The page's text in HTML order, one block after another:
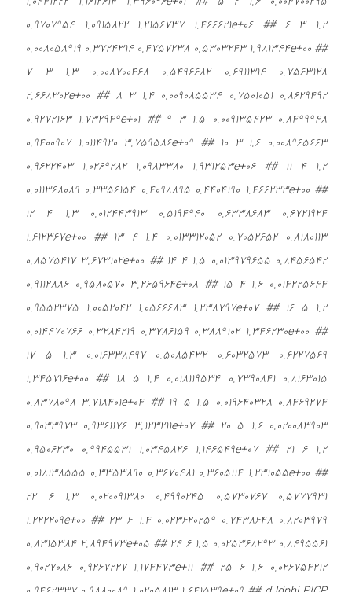
0.9707954 1.0915822 1.2156737 1.466621e+06 ## 6 3 1.2
0.008058919 0.3724314 0.4757238 0.5303243 1.981344e+00 ##
7 3 1.3 0.008700468 0.5496682 0.6911314 0.7563128
2.668302e+00 ## 8 3 1.4 0.009085534 0.7501051 0.8629492
0.9272163 1.732949e+01 ## 9 3 1.5 0.009135423 0.8499948
0.9400907 1.0114920 3.759586e+09 ## 10 3 1.6 0.008965663
0.9622403 1.0269282 1.0983380 1.931253e+06 ## 11 4 1.2
0.011368089 0.3356154 0.4098895 0.4404190 1.466233e+00 ##
12 4 1.3 0.012443913 0.5194940 0.6338683 0.6721924
1.612367e+00 ## 13 4 1.4 0.013312052 0.7052652 0.8180113
0.8575417 3.673102e+00 ## 14 4 1.5 0.013979655 0.8456542
0.9112886 0.9580570 3.265964e+08 ## 15 4 1.6 0.014225644
0.9552375 1.0052042 1.0566683 1.238797e+07 ## 16 5 1.2
0.014470766 0.3284219 0.3786159 0.3889102 1.346230e+00 ##
17 5 1.3 0.016338497 0.5085432 0.6032573 0.6227569
1.345716e+00 ## 18 5 1.4 0.018119534 0.7390841 0.8163015
0.8378098 3.718401e+04 ## 19 5 1.5 0.019640328 0.8469274
0.9033973 0.9361176 3.123211e+07 ## 20 5 1.6 0.020083903
0.9506230 0.9945531 1.0345826 1.146549e+07 ## 21 6 1.2
0.018138555 0.3353890 0.3670481 0.3605114 1.231055e+00 ##
22 6 1.3 0.020091380 0.4990245 0.5730767 0.5777931
1.222209e+00 ## 23 6 1.4 0.023620259 0.7438648 0.8203979
0.8315384 2.894973e+05 ## 24 6 1.5 0.025368293 0.8495561
0.9027086 0.9267227 1.174473e+11 ## 25 6 1.6 0.026754212